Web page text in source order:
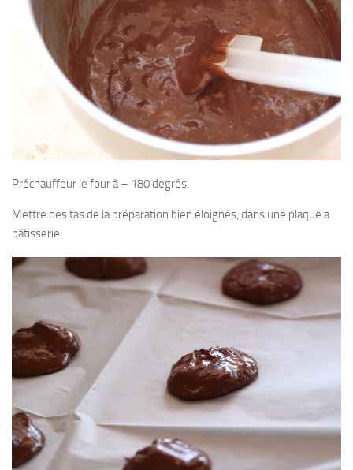
Préchauffeur le four à – 180 degrés.
Mettre des tas de la préparation bien éloignés, dans une plaque a
pâtisserie.